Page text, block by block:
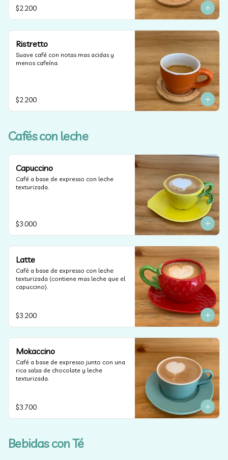
$2.200
Ristretto
Suave café con notas mas acidas y
menos cafeína.
$2.200
Cafés con leche
Capuccino
Café a base de expresso con leche
texturizada.
$3.000
Latte
Café a base de expresso con leche
texturizada (contiene mas leche que el
capuccino).
$3.200
Mokaccino
Café a base de expresso junto con una
rica salsa de chocolate y leche
texturizada.
$3.700
Bebidas con Té